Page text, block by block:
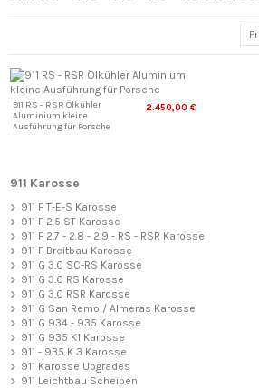
911 RS - RSR Ölkühler
Aluminium kleine
Ausführung für Porsche
2.450,00 €
911 Karosse
911 F T-E-S Karosse
911 F 2.5 ST Karosse
911 F 2.7 - 2.8 - 2.9 - RS - RSR Karosse
911 F Breitbau Karosse
911 G 3.0 SC-RS Karosse
911 G 3.0 RS Karosse
911 G 3.0 RSR Karosse
911 G San Remo / Almeras Karosse
911 G 934 - 935 Karosse
911 G 935 K1 Karosse
911 - 935 K 3 Karosse
911 Karosse Upgrades
911 Leichtbau Scheiben